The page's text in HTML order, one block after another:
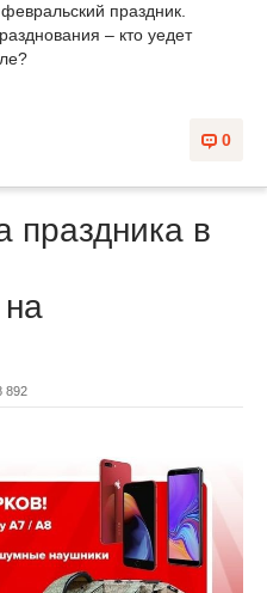
праздник.
– кто уедет
0
праздника в
892